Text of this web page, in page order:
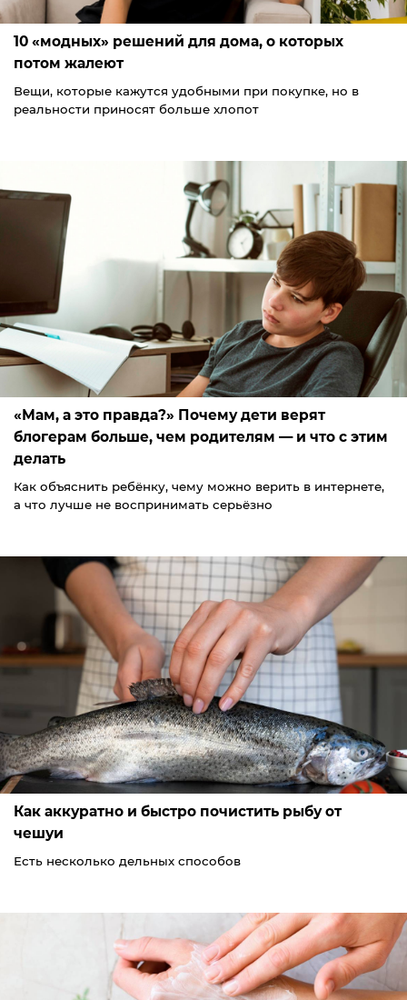
10 «модных» решений для дома, о которых
потом жалеют
Вещи, которые кажутся удобными при покупке, но в
реальности приносят больше хлопот
«Мам, а это правда?» Почему дети верят
блогерам больше, чем родителям — и что с этим
делать
Как объяснить ребёнку, чему можно верить в интернете,
а что лучше не воспринимать серьёзно
Как аккуратно и быстро почистить рыбу от
чешуи
Есть несколько дельных способов